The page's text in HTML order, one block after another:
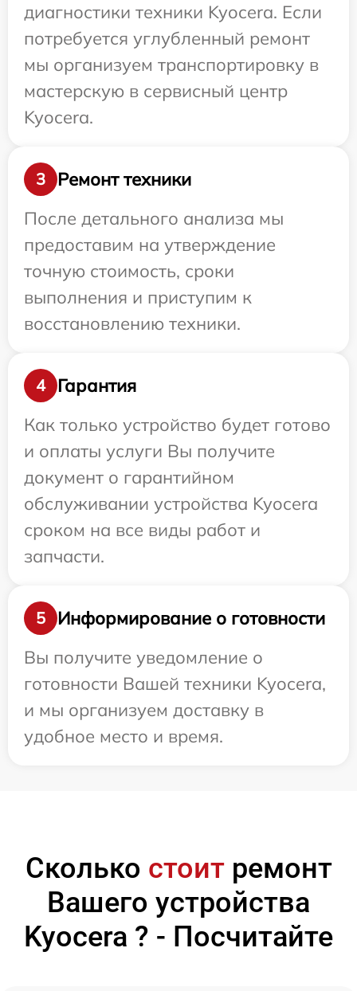
диагностики техники Kyocera. Если
потребуется углубленный ремонт
мы организуем транспортировку в
мастерскую в сервисный центр
Kyocera.
3
Ремонт техники
После детального анализа мы
предоставим на утверждение
точную стоимость, сроки
выполнения и приступим к
восстановлению техники.
4
Гарантия
Как только устройство будет готово
и оплаты услуги Вы получите
документ о гарантийном
обслуживании устройства Kyocera
сроком на все виды работ и
запчасти.
5
Информирование о готовности
Вы получите уведомление о
готовности Вашей техники Kyocera,
и мы организуем доставку в
удобное место и время.
Сколько стоитремонт
Вашего устройства
Kyocera ? - Посчитайте